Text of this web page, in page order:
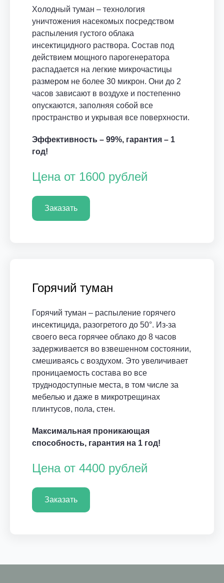
Холодный туман – технология
уничтожения насекомых посредством
распыления густого облака
инсектицидного раствора. Состав под
действием мощного парогенератора
распадается на легкие микрочастицы
размером не более 30 микрон. Они до 2
часов зависают в воздухе и постепенно
опускаются, заполняя собой все
пространство и укрывая все поверхности.
Эффективность – 99%, гарантия – 1
год!
Цена от 1600 рублей
Заказать
Горячий туман
Горячий туман – распыление горячего
инсектицида, разогретого до 50°. Из-за
своего веса горячее облако до 8 часов
задерживается во взвешенном состоянии,
смешиваясь с воздухом. Это увеличивает
проницаемость состава во все
труднодоступные места, в том числе за
мебелью и даже в микротрещинах
плинтусов, пола, стен.
Максимальная проникающая
способность, гарантия на 1 год!
Цена от 4400 рублей
Заказать